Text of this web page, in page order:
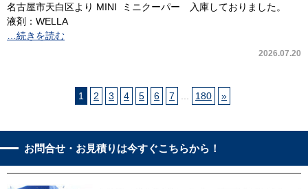
名古屋市天白区より MINI ミニクーパー 入庫しておりました。
液剤：WELLA
…続きを読む
2026.07.20
1 2 3 4 5 6 7 180 »
お問合せ・お見積りは今すぐこちらから！